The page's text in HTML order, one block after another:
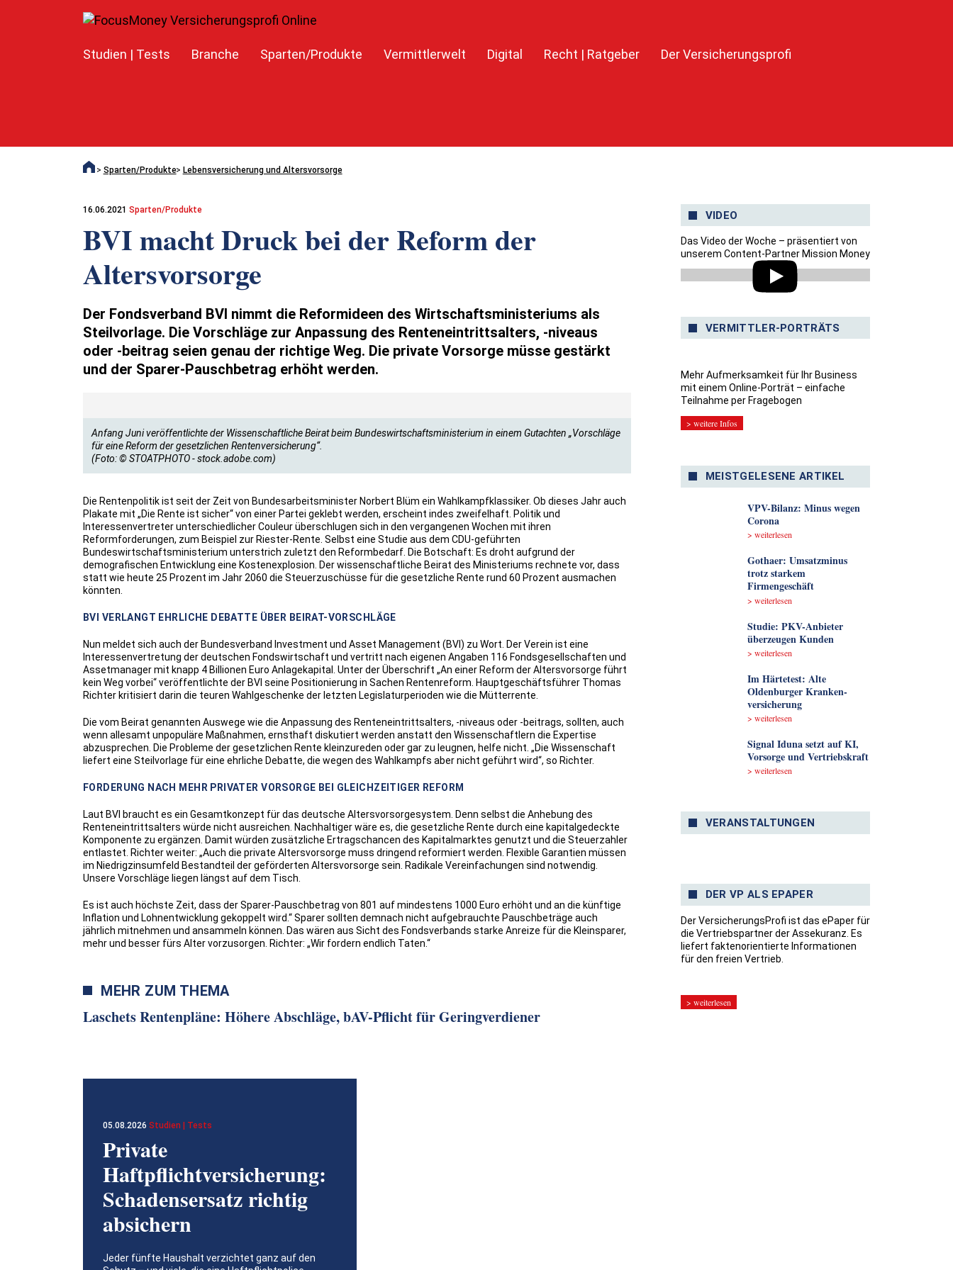
Studien | Tests Branche Sparten/Produkte Vermittlerwelt Digital Recht | Ratgeber Der Versicherungsprofi
Sparten/Produkte Lebensversicherung und Altersvorsorge
16.06.2021 Sparten/Produkte
BVI macht Druck bei der Reform der
Altersvorsorge
Der Fondsverband BVI nimmt die Reformideen des Wirtschaftsministeriums als
Steilvorlage. Die Vorschläge zur Anpassung des Renteneintrittsalters, -niveaus
oder -beitrag seien genau der richtige Weg. Die private Vorsorge müsse gestärkt
und der Sparer-Pauschbetrag erhöht werden.
Anfang Juni veröffentlichte der Wissenschaftliche Beirat beim Bundeswirtschaftsministerium in einem Gutachten „Vorschläge
für eine Reform der gesetzlichen Rentenversicherung“.
(Foto: © STOATPHOTO - stock.adobe.com)
Die Rentenpolitik ist seit der Zeit von Bundesarbeitsminister Norbert Blüm ein Wahlkampfklassiker. Ob dieses Jahr auch
Plakate mit „Die Rente ist sicher“ von einer Partei geklebt werden, erscheint indes zweifelhaft. Politik und
Interessenvertreter unterschiedlicher Couleur überschlugen sich in den vergangenen Wochen mit ihren
Reformforderungen, zum Beispiel zur Riester-Rente. Selbst eine Studie aus dem CDU-geführten
Bundeswirtschaftsministerium unterstrich zuletzt den Reformbedarf. Die Botschaft: Es droht aufgrund der
demografischen Entwicklung eine Kostenexplosion. Der wissenschaftliche Beirat des Ministeriums rechnete vor, dass
statt wie heute 25 Prozent im Jahr 2060 die Steuerzuschüsse für die gesetzliche Rente rund 60 Prozent ausmachen
könnten.
BVI VERLANGT EHRLICHE DEBATTE ÜBER BEIRAT-VORSCHLÄGE
Nun meldet sich auch der Bundesverband Investment und Asset Management (BVI) zu Wort. Der Verein ist eine
Interessenvertretung der deutschen Fondswirtschaft und vertritt nach eigenen Angaben 116 Fondsgesellschaften und
Assetmanager mit knapp 4 Billionen Euro Anlagekapital. Unter der Überschrift „An einer Reform der Altersvorsorge führt
kein Weg vorbei“ veröffentlichte der BVI seine Positionierung in Sachen Rentenreform. Hauptgeschäftsführer Thomas
Richter kritisiert darin die teuren Wahlgeschenke der letzten Legislaturperioden wie die Mütterrente.
Die vom Beirat genannten Auswege wie die Anpassung des Renteneintrittsalters, -niveaus oder -beitrags, sollten, auch
wenn allesamt unpopuläre Maßnahmen, ernsthaft diskutiert werden anstatt den Wissenschaftlern die Expertise
abzusprechen. Die Probleme der gesetzlichen Rente kleinzureden oder gar zu leugnen, helfe nicht. „Die Wissenschaft
liefert eine Steilvorlage für eine ehrliche Debatte, die wegen des Wahlkampfs aber nicht geführt wird“, so Richter.
FORDERUNG NACH MEHR PRIVATER VORSORGE BEI GLEICHZEITIGER REFORM
Laut BVI braucht es ein Gesamtkonzept für das deutsche Altersvorsorgesystem. Denn selbst die Anhebung des
Renteneintrittsalters würde nicht ausreichen. Nachhaltiger wäre es, die gesetzliche Rente durch eine kapitalgedeckte
Komponente zu ergänzen. Damit würden zusätzliche Ertragschancen des Kapitalmarktes genutzt und die Steuerzahler
entlastet. Richter weiter: „Auch die private Altersvorsorge muss dringend reformiert werden. Flexible Garantien müssen
im Niedrigzinsumfeld Bestandteil der geförderten Altersvorsorge sein. Radikale Vereinfachungen sind notwendig.
Unsere Vorschläge liegen längst auf dem Tisch.
Es ist auch höchste Zeit, dass der Sparer-Pauschbetrag von 801 auf mindestens 1000 Euro erhöht und an die künftige
Inflation und Lohnentwicklung gekoppelt wird.“ Sparer sollten demnach nicht aufgebrauchte Pauschbeträge auch
jährlich mitnehmen und ansammeln können. Das wären aus Sicht des Fondsverbands starke Anreize für die Kleinsparer,
mehr und besser fürs Alter vorzusorgen. Richter: „Wir fordern endlich Taten.“
MEHR ZUM THEMA
Laschets Rentenpläne: Höhere Abschläge, bAV-Pflicht für Gering­verdiener
05.08.2026 Studien | Tests
Private
Haftpflichtversicherung:
Schadensersatz richtig
absichern
Jeder fünfte Haushalt verzichtet ganz auf den
VIDEO
Das Video der Woche – präsentiert von
unserem Content-Partner Mission Money
VERMITTLER-PORTRÄTS
Mehr Aufmerksamkeit für Ihr Business
mit einem Online-Porträt – einfache
Teilnahme per Fragebogen
> weitere Infos
MEISTGELESENE ARTIKEL
VPV-Bilanz: Minus wegen
Corona
> weiterlesen
Gothaer: Umsatzminus
trotz starkem
Firmengeschäft
> weiterlesen
Studie: PKV-Anbieter
überzeugen Kunden
> weiterlesen
Im Härtetest: Alte
Oldenburger Kranken­
versicherung
> weiterlesen
Signal Iduna setzt auf KI,
Vorsorge und Vertriebskraft
> weiterlesen
VERANSTALTUNGEN
DER VP ALS EPAPER
Der VersicherungsProfi ist das ePaper für
die Vertriebspartner der Assekuranz. Es
liefert faktenorientierte Informationen
für den freien Vertrieb.
> weiterlesen